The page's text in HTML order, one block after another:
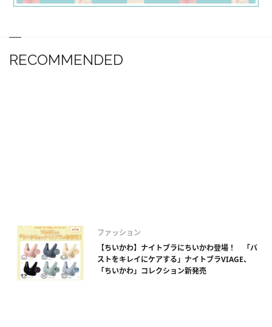
RECOMMENDED
ファッション
【ちいかわ】ナイトブラにちいかわ登場！ 「バ
ストをキレイにケアする」ナイトブラVIAGE、
「ちいかわ」コレクション新発売